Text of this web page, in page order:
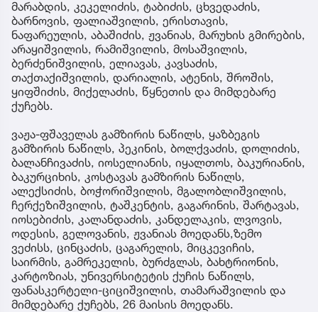
მარაბდის, კეკელიძის, ტაბიძის, ცხვედაძის,
ბარნოვის, ფალიაშვილის, ერისთავის,
ნაფარეულის, აბაშიძის, ჟვანიას, მარუხის გმირების,
არაყიშვილის, რამიშვილის, მოსაშვილის,
ბერძენიშვილის, ელიავას, კავსაძის,
თაქთაქიშვილის, დარიალის, ატენის, შროშის,
ყიფშიძის, მიქელაძის, წყნეთის და მიმდებარე
ქუჩებს.
ვაჟა-ფშაველას გამზირის ნაწილს, ყაზბეგის
გამზირის ნაწილს, პეკინის, ბოლქვაძის, დოლიძის,
ბალანჩივაძის, იოსელიანის, იყალთოს, ბაკურიანის,
ბაკურციხის, კოსტავას გამზირის ნაწილს,
ალექსიძის, ბოჭორიშვილის, მგალობლიშვილის,
ჩერქეზიშვილის, ტაშკენტის, გაგარინის, შარტავას,
იოსებიძის, კალანდაძის, კანდელაკის, ლვოვის,
ოდესის, გელოვანის, ჟვანიას მოედანს,ზემო
ვეძისს, ცინცაძის, ცაგარელის, მიცკევიჩის,
საირმის, გამრეკელის, ბურძგლას, ბახტრიონის,
კარტოზიას, უნივერსიტეტის ქუჩის ნაწილს,
ფანასკერტელი-ციციშვილის, თამარაშვილის და
მიმდებარე ქუჩებს, 26 მაისის მოედანს.